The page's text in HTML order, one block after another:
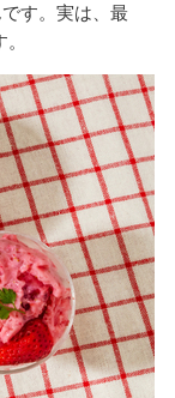
す。実は、最